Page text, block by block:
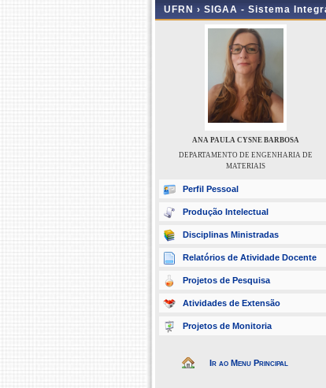
UFRN › SIGAA - Sistema
ANA PAULA CYSNE BARBOSA
DEPARTAMENTO DE ENGENHARIA DE
MATERIAIS
Perfil Pessoal
Produção Intelectual
Disciplinas Ministradas
Relatórios de Atividade Docente
Projetos de Pesquisa
Atividades de Extensão
Projetos de Monitoria
Ir ao Menu Principal